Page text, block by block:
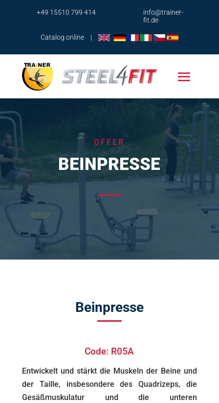
+49 15510 799 414
info@trainer-
fit.de
Catalog online |
OFFER
BEINPRESSE
Beinpresse
Code: R05A
Entwickelt und stärkt die Muskeln der Beine und
der Taille, insbesondere des Quadrizeps, die
Gesäßmuskulatur und die unteren